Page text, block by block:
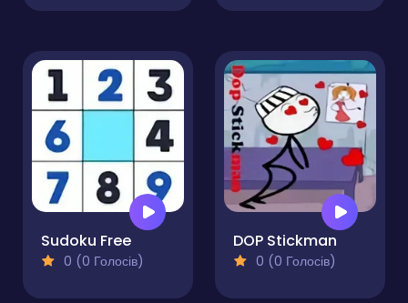
Sudoku Free
0 (0 Голосів)
DOP Stickman
0 (0 Голосів)